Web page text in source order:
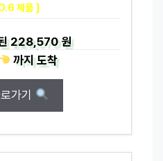
제품 ]
228,570 원
까지도착
가기